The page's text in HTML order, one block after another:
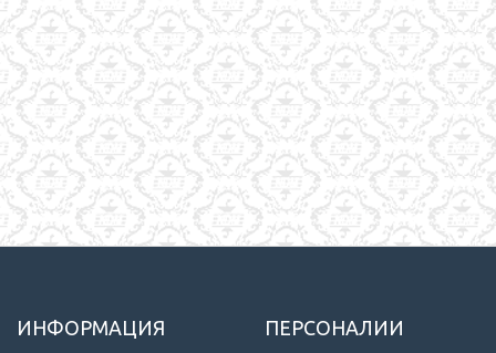
ИНФОРМАЦИЯ ПЕРСОНАЛИИ